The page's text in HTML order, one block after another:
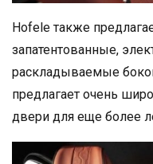
Hofele также
запатентованные,
раскладываемые
предлагает очень
двери для еще более